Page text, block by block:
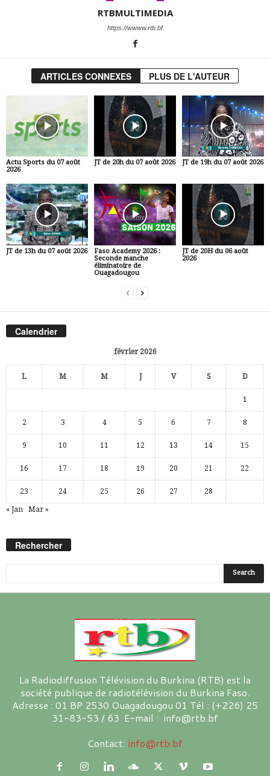
RTBMULTIMEDIA
https://wwww.rtb.bf
ARTICLES CONNEXES PLUS DE L'AUTEUR
Actu Sports du 07 août
2026
JT de 20h du 07 août 2026 JT de 19h du 07 août 2026
JT de 13h du 07 août 2026
Faso Academy 2026 :
Seconde manche
éliminatoire de
Ouagadougou
JT de 20H du 06 août
2026
Calendrier
février 2026
L M M J V S D
1
2 3 4 5 6 7 8
9 10 11 12 13 14 15
16 17 18 19 20 21 22
23 24 25 26 27 28
« Jan Mar »
Rechercher
La Radiodiffusion Télévision du Burkina (RTB) est la
société publique de radiotélévision du Burkina Faso.
Adresse : 01 BP 2530 Ouagadougou 01 Tél : (+226) 25
31-83-53 / 63 E-mail : info@rtb.bf
Contact: info@rtb.bf